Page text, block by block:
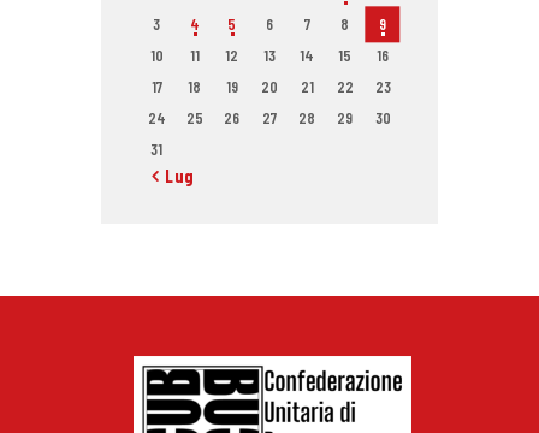
3
4 5 6 7 8
9
10
11 12 13 14 15
16
17
18 19 20 21 22
23
24
25 26 27 28 29
30
31
« Lug